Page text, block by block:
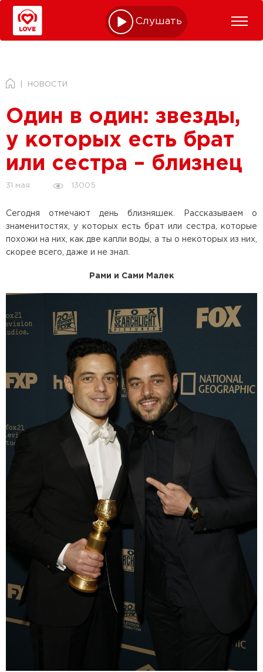
Слушать online
НОВОСТИ
Один в один: звезды,
у которых есть брат
или сестра – близнец
31 мая 13005
Сегодня отмечают день близняшек. Рассказываем о
знаменитостях, у которых есть брат или сестра, которые
похожи на них, как две капли воды, а ты о некоторых из них,
скорее всего, даже и не знал.
Рами и Сами Малек